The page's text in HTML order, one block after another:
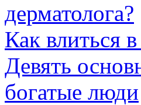
дерматолога?
Как влиться
Девять
богатые люди